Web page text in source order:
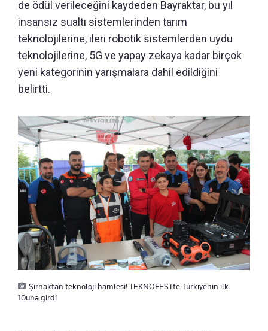
de ödül verileceğini kaydeden Bayraktar, bu yıl
insansız sualtı sistemlerinden tarım
teknolojilerine, ileri robotik sistemlerden uydu
teknolojilerine, 5G ve yapay zekaya kadar birçok
yeni kategorinin yarışmalara dahil edildiğini
belirtti.
Şırnaktan teknoloji hamlesi! TEKNOFESTte Türkiyenin ilk
10una girdi